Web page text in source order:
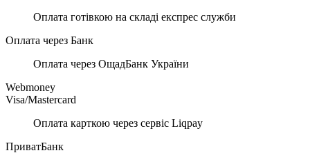
Оплата готівкою на складі експрес служби
Оплата через Банк
Оплата через ОщадБанк України
Webmoney
Visa/Mastercard
Оплата карткою через сервіс Liqpay
ПриватБанк